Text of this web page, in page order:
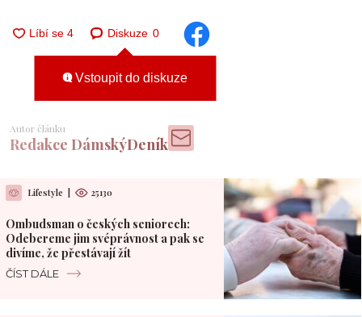
Diskuze 0
Vstoupit do diskuze
Autor článku
Redakce DámskýDeník
Lifestyle 25130
Ombudsman o českých seniorech:
Odebereme jim svéprávnost a pak se
divíme, že přestávají žít
ČÍST DÁLE